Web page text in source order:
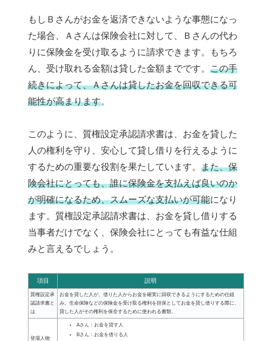
もしＢさんがお金を返済できないような事態になっ
た場合、Ａさんは保険会社に対して、Ｂさんの代わ
りに保険金を受け取るように請求できます。もちろ
ん、受け取れる金額は貸した金額までです。 この手
続きによって、Ａさんは貸したお金を回収できる可
能性が高まります。
このように、質権設定承認請求書は、お金を貸した
人の権利を守り、安心して貸し借りを行えるように
するための重要な役割を果たしています。 また、保
険会社にとっても、誰に保険金を支払えば良いのか
が明確になるため、スムーズな支払いが可能になり
ます。質権設定承認請求書は、お金を貸し借りする
当事者だけでなく、保険会社にとっても有益な仕組
みと言えるでしょう。
項目 説明
質権設定承
認請求書と
は
お金を貸した人が、借りた人からお金を確実に回収できるようにするための仕組
み。生命保険などの保険金を受け取る権利を担保としてお金を貸し借りする際に、
貸した人がその権利を保全するために使われる書類。
登場人物
Aさん：お金を貸す人
Bさん：お金を借りる人